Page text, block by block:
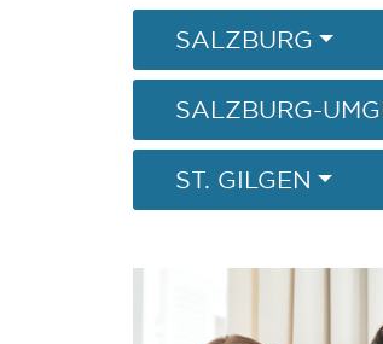
SALZBURG
SALZBURG-
ST. GILGEN